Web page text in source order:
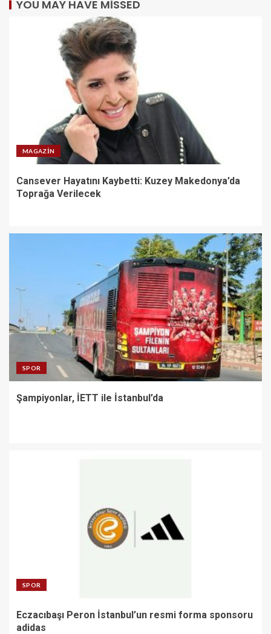
YOU MAY HAVE MISSED
MAGAZIN
Cansever Hayatını Kaybetti: Kuzey Makedonya’da
Toprağa Verilecek
SPOR
Şampiyonlar, İETT ile İstanbul’da
SPOR
Eczacıbaşı Peron İstanbul’un resmi forma sponsoru
adidas